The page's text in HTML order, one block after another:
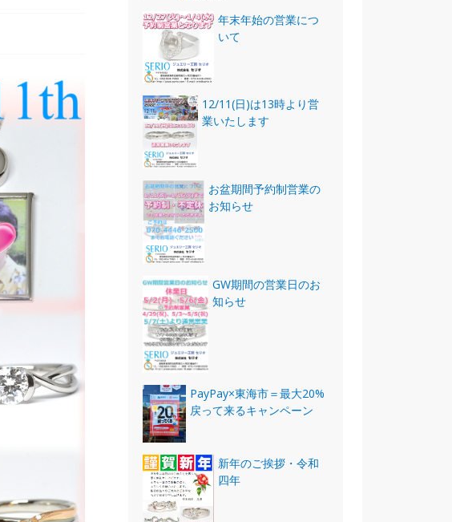
年末年始の営業につ
いて
12/11(日)は13時より営
業いたします
お盆期間予約制営業の
お知らせ
GW期間の営業日のお
知らせ
PayPay×東海市＝最大20%
戻って来るキャンペーン
新年のご挨拶・令和
四年